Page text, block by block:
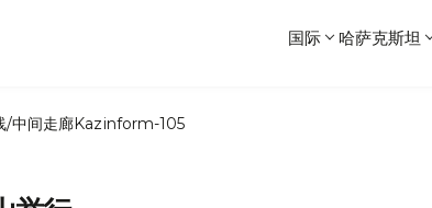
国际 哈萨克斯坦
/中间走廊Kazinform-105